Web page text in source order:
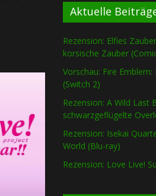
Aktuelle
Rezension: Elfies
korsische Zauber
Vorschau: Fire Emblem:
(Switch 2)
Rezension: A Wild Last
schwarzgeflügelte
Rezension: Isekai
World (Blu-ray)
Rezension: Love Live!